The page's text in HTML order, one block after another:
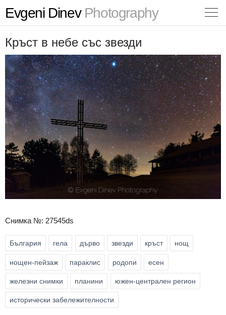
Evgeni DinevPhotography
Кръст в небе със звезди
Снимка №: 27545ds
България гела дърво звезди кръст нощ
нощен-пейзаж параклис родопи есен
железни снимки планини южен-централен регион
исторически забележителности